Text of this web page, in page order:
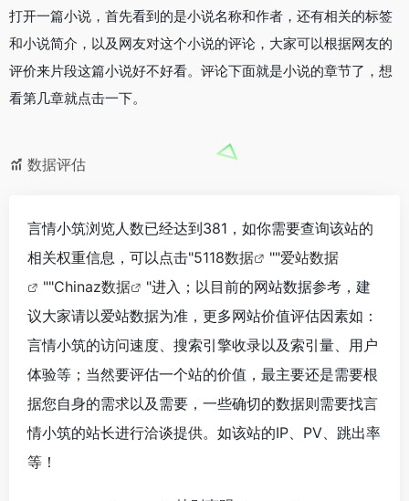
打开一篇小说，首先看到的是小说名称和作者，还有相关的标签
和小说简介，以及网友对这个小说的评论，大家可以根据网友的
评价来片段这篇小说好不好看。评论下面就是小说的章节了，想
看第几章就点击一下。
数据评估
言情小筑浏览人数已经达到381，如你需要查询该站的
相关权重信息，可以点击"5118数据 ""爱站数据
""Chinaz数据
"进入；以目前的网站数据参考，建
议大家请以爱站数据为准，更多网站价值评估因素如：
言情小筑的访问速度、搜索引擎收录以及索引量、用户
体验等；当然要评估一个站的价值，最主要还是需要根
据您自身的需求以及需要，一些确切的数据则需要找言
情小筑的站长进行洽谈提供。如该站的IP、PV、跳出率
等！